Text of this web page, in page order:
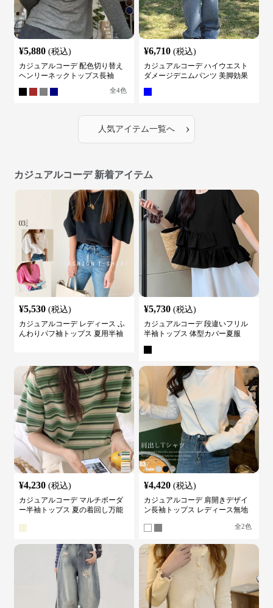
¥5,880 (税込)
カジュアルコーデ 配色切り替え
ヘンリーネックトップス長袖
全4色
¥6,710 (税込)
カジュアルコーデ ハイウエスト
ダメージデニムパンツ 美脚効果
人気アイテム一覧へ ›
カジュアルコーデ 新着アイテム
¥5,530 (税込)
カジュアルコーデ レディース ふ
んわりパフ袖トップス 夏用半袖
¥5,730 (税込)
カジュアルコーデ 段違いフリル
半袖トップス 体型カバー夏服
¥4,230 (税込)
カジュアルコーデ マルチボーダ
ー半袖トップス 夏の着回し万能
¥4,420 (税込)
カジュアルコーデ 肩開きデザイ
ン長袖トップス レディース無地
全2色